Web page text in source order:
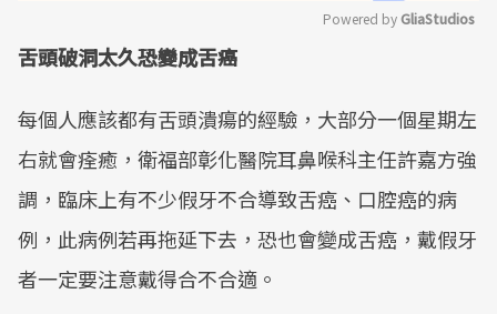
Powered by GliaStudios
舌頭破洞太久恐變成舌癌
每個人應該都有舌頭潰瘍的經驗，大部分一個星期左
右就會痊癒，衛福部彰化醫院耳鼻喉科主任許嘉方強
調，臨床上有不少假牙不合導致舌癌、口腔癌的病
例，此病例若再拖延下去，恐也會變成舌癌，戴假牙
者一定要注意戴得合不合適。